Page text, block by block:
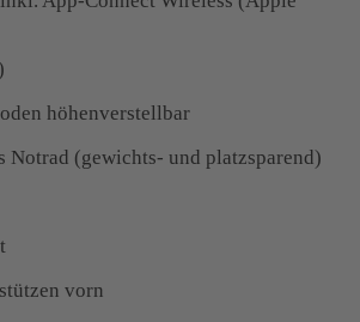
höhenverstellbar
Notrad (gewichts- und platzsparend)
vorn